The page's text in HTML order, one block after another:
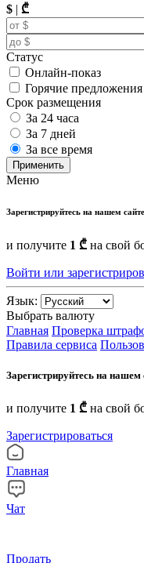
$ | ₾
Статус
Онлайн-показ
Горячие предложения
Срок размещения
За 24 часа
За 7 дней
За все время
Применить
Меню
Зарегистрируйтесь на нашем сайте
и получите 1 ₾ на свой
Войти или
Язык:
Выбрать валюту
Главная Проверка
Правила сервиса
Зарегистрируйтесь на нашем
и получите 1 ₾ на свой
Зарегистрироваться
Главная
Чат
Продать